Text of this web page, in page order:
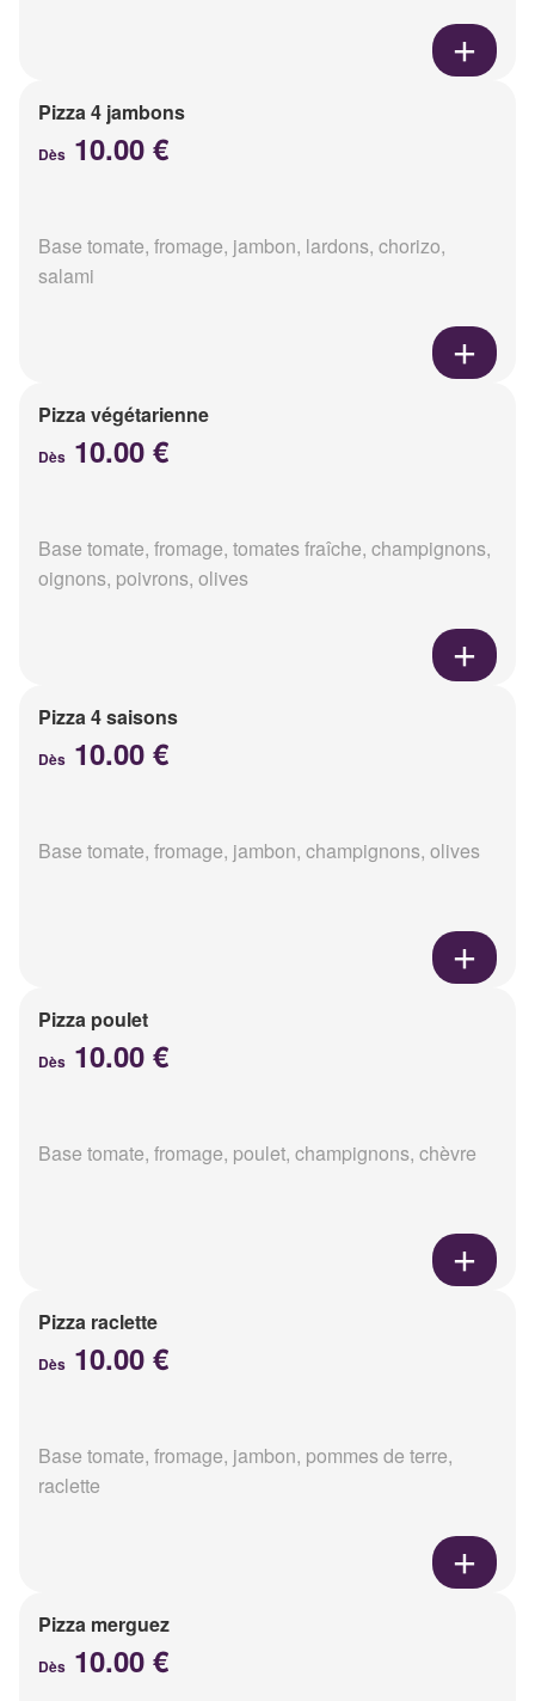
Pizza 4 jambons
Dès 10.00 €
Base tomate, fromage, jambon, lardons, chorizo,
salami
Pizza végétarienne
Dès 10.00 €
Base tomate, fromage, tomates fraîche, champignons,
oignons, poivrons, olives
Pizza 4 saisons
Dès 10.00 €
Base tomate, fromage, jambon, champignons, olives
Pizza poulet
Dès 10.00 €
Base tomate, fromage, poulet, champignons, chèvre
Pizza raclette
Dès 10.00 €
Base tomate, fromage, jambon, pommes de terre,
raclette
Pizza merguez
Dès 10.00 €